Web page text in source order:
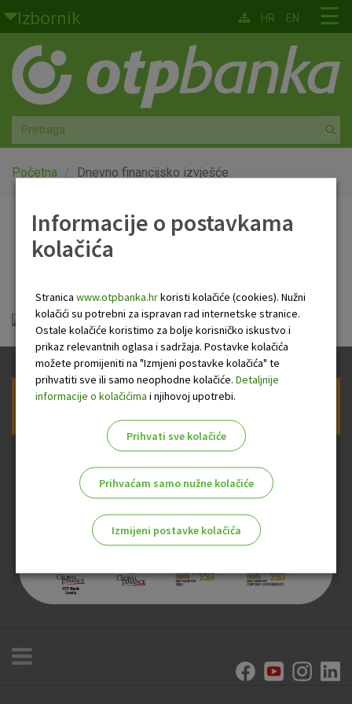
Skoči na glavni sadržaj
Izbornik
Građani
Privatno bankarstvo
Agro
Mala poduzeća i obrtnici
Globalna tržišta
O nama
☰
HR EN
Početna Dnevno financijsko izvješće
Dnevno financijsko
Dnevno financijsko izvješće.pdf
Prijava na newsletter OTP banke
Informacije o postavkama
kolačića
Stranica www.otpbanka.hrkoristi kolačiće (cookies). Nužni
kolačići su potrebni za ispravan rad internetske stranice.
Ostale kolačiće koristimo za bolje korisničko iskustvo i
prikaz relevantnih oglasa i sadržaja. Postavke kolačića
možete promijeniti na "Izmjeni postavke kolačića" te
prihvatiti sve ili samo neophodne kolačiće. Detaljnije
informacije o kolačićima i njihovoj upotrebi.
Prihvati sve kolačiće
Prihvaćam samo nužne kolačiće
Izmijeni postavke kolačića